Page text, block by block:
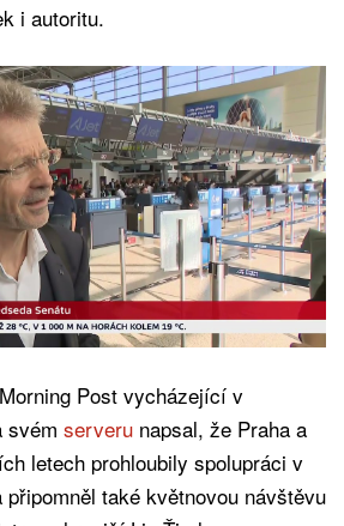
i autoritu.
Post vycházející v
svém serveru napsal, že Praha a
letech prohloubily spolupráci v
také květnovou návštěvu